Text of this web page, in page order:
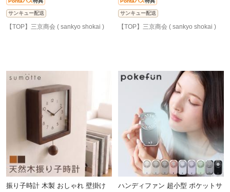
サンキュー配送
【TOP】三京商会 ( sankyo shokai )
サンキュー配送
【TOP】三京商会 ( sankyo shokai )
振り子時計 木製 おしゃれ 壁掛け ハンディファン 超小型 ポケットサ